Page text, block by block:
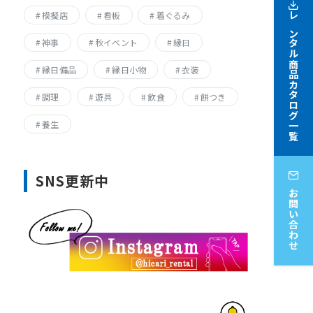
模擬店 看板 着ぐるみ
神事 秋イベント 縁日
縁日備品 縁日小物 衣装
調理 遊具 飲食 餅つき
養生
SNS更新中
レンタル商品カタログ一覧
お問い合わせ